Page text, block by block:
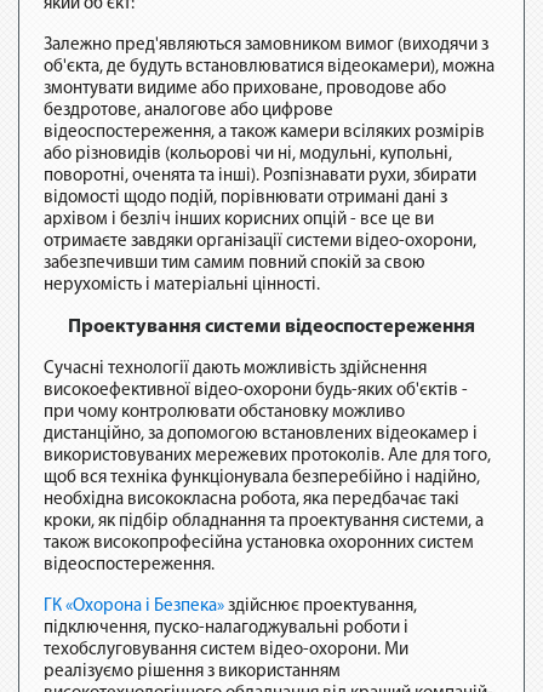
який об'єкт:
Залежно пред'являються замовником вимог (виходячи з
об'єкта, де будуть встановлюватися відеокамери), можна
змонтувати видиме або приховане, проводове або
бездротове, аналогове або цифрове
відеоспостереження, а також камери всіляких розмірів
або різновидів (кольорові чи ні, модульні, купольні,
поворотні, оченята та інші). Розпізнавати рухи, збирати
відомості щодо подій, порівнювати отримані дані з
архівом і безліч інших корисних опцій - все це ви
отримаєте завдяки організації системи відео-охорони,
забезпечивши тим самим повний спокій за свою
нерухомість і матеріальні цінності.
Проектування системи відеоспостереження
Сучасні технології дають можливість здійснення
високоефективної відео-охорони будь-яких об'єктів -
при чому контролювати обстановку можливо
дистанційно, за допомогою встановлених відеокамер і
використовуваних мережевих протоколів. Але для того,
щоб вся техніка функціонувала безперебійно і надійно,
необхідна висококласна робота, яка передбачає такі
кроки, як підбір обладнання та проектування системи, а
також високопрофесійна установка охоронних систем
відеоспостереження.
ГК «Охорона і Безпека» здійснює проектування,
підключення, пуско-налагоджувальні роботи і
техобслуговування систем відео-охорони. Ми
реалізуємо рішення з використанням